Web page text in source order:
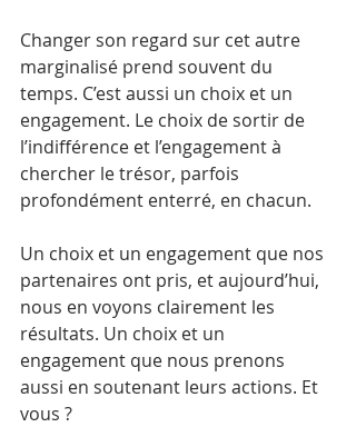
Changer son regard sur cet autre
marginalisé prend souvent du
temps. C’est aussi un choix et un
engagement. Le choix de sortir de
l’indifférence et l’engagement à
chercher le trésor, parfois
profondément enterré, en chacun.
Un choix et un engagement que nos
partenaires ont pris, et aujourd’hui,
nous en voyons clairement les
résultats. Un choix et un
engagement que nous prenons
aussi en soutenant leurs actions. Et
vous ?